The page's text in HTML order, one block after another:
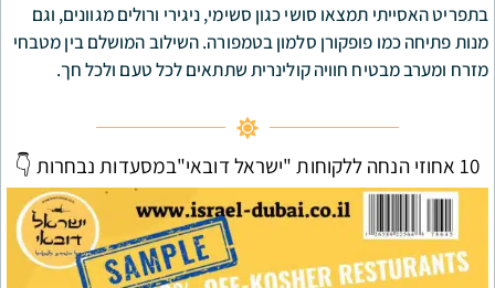
סושי כגון סשימי, ניגירי ורולים מגוונים, וגם
סלמון בטמפורה. השילוב המושלם בין מטבחי
חוויה קולינרית שתתאים לכל טעם ולכל חך.